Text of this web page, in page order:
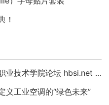
！
重温那段青葱岁月：河北软件职业技术学院论坛 hbsi.net —— 2007 年至今的校园数字记忆
义工业空调的“绿色未来”